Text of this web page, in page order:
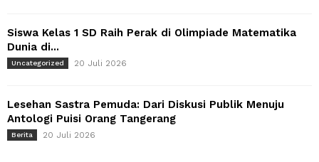
Siswa Kelas 1 SD Raih Perak di Olimpiade Matematika
Dunia di...
Uncategorized 20 Juli 2026
Lesehan Sastra Pemuda: Dari Diskusi Publik Menuju
Antologi Puisi Orang Tangerang
Berita 20 Juli 2026